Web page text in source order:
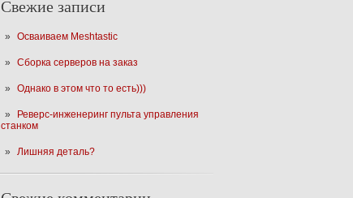
Свежие записи
Осваиваем Meshtastic
Сборка серверов на заказ
Однако в этом что то есть)))
Реверс-инженеринг пульта управления
станком
Лишняя деталь?